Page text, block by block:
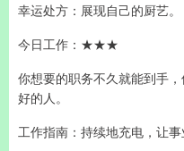
幸运处方：展现自己的厨艺。
今日工作：★★★
你想要的职务不久就能到手
好的人。
工作指南：持续地充电，让事